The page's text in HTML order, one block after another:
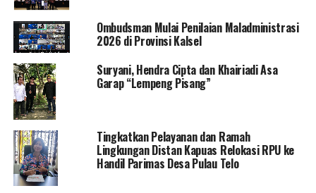
Ombudsman Mulai Penilaian Maladministrasi
2026 di Provinsi Kalsel
Suryani, Hendra Cipta dan Khairiadi Asa
Garap “Lempeng Pisang”
Tingkatkan Pelayanan dan Ramah
Lingkungan Distan Kapuas Relokasi RPU ke
Handil Parimas Desa Pulau Telo